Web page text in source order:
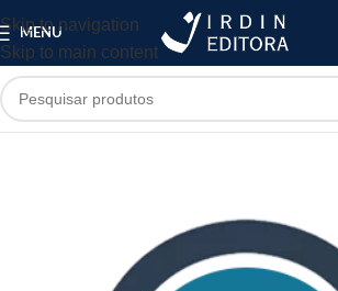
Skip to navigation
Skip to main content
MENU